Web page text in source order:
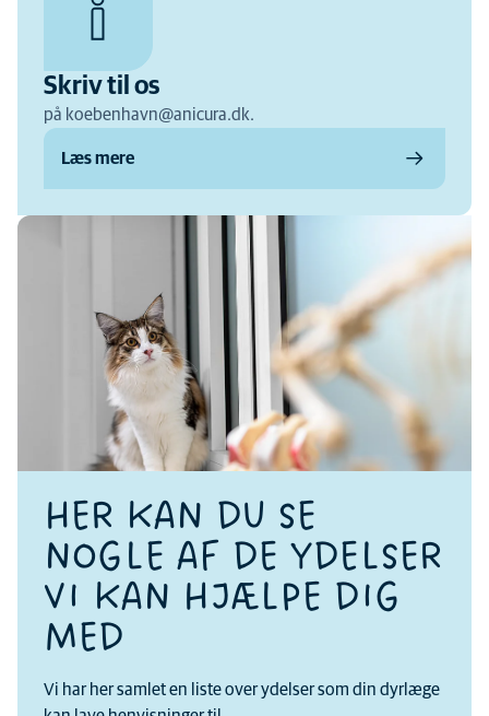
Skriv til os
på koebenhavn@anicura.dk.
Læs mere
HER KAN DU SE
NOGLE AF DE YDELSER
VI KAN HJÆLPE DIG
MED
Vi har her samlet en liste over ydelser som din dyrlæge